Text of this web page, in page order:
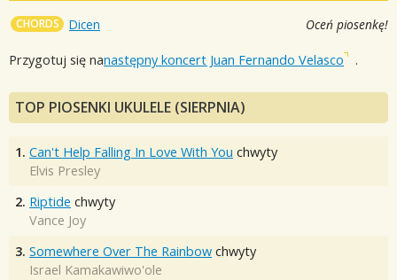
CHORDS Dicen Oceń piosenkę!
Przygotuj się nanastępny koncert Juan Fernando Velasco .
TOP PIOSENKI UKULELE (SIERPNIA)
1. Can't Help Falling In Love With You chwyty
Elvis Presley
2. Riptide chwyty
Vance Joy
3. Somewhere Over The Rainbow chwyty
Israel Kamakawiwo'ole